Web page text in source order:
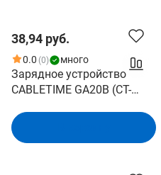
38,94 руб.
0.0 (0) много
Зарядное устройство
CABLETIME GA20B (CT-
Вт, черный